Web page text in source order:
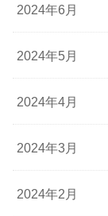
2024年6月
2024年5月
2024年4月
2024年3月
2024年2月